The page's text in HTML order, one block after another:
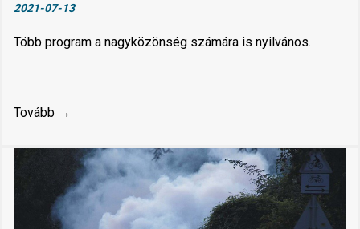
2021-07-13
Több program a nagyközönség számára is nyilvános.
Tovább →